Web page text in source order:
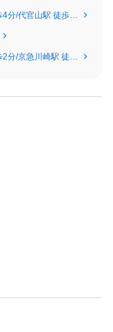
筋膜リリースサロンIDM恵比寿店 恵比寿駅 徒歩4分/代官山駅 徒歩13分
筋膜リリースサロンIDM川崎駅前店 川崎駅 徒歩2分/京急川崎駅 徒歩3分